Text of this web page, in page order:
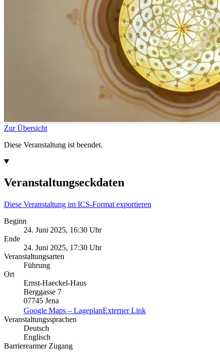
Zur Übersicht
Diese Veranstaltung ist beendet.
Veranstaltungseckdaten
Diese Veranstaltung im ICS-Format exportieren
Beginn
24. Juni 2025, 16:30 Uhr
Ende
24. Juni 2025, 17:30 Uhr
Veranstaltungsarten
Führung
Ort
Ernst-Haeckel-Haus
Berggasse 7
07745 Jena
Google Maps – LageplanExterner Link
Veranstaltungssprachen
Deutsch
Englisch
Barrierearmer Zugang